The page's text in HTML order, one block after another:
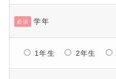
必須 学年
1年生 2年生